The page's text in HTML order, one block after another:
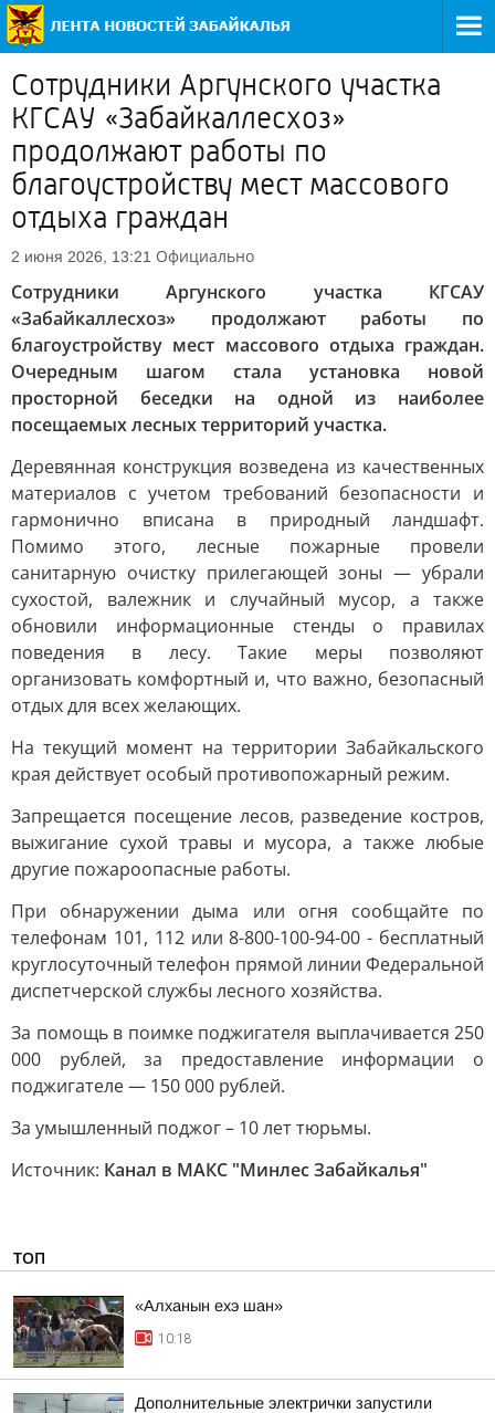
Сотрудники Аргунского участка
КГСАУ «Забайкаллесхоз»
продолжают работы по
благоустройству мест массового
отдыха граждан
2 июня 2026, 13:21 Официально
Сотрудники Аргунского участка КГСАУ
«Забайкаллесхоз» продолжают работы по
благоустройству мест массового отдыха граждан.
Очередным шагом стала установка новой
просторной беседки на одной из наиболее
посещаемых лесных территорий участка.
Деревянная конструкция возведена из качественных
материалов с учетом требований безопасности и
гармонично вписана в природный ландшафт.
Помимо этого, лесные пожарные провели
санитарную очистку прилегающей зоны — убрали
сухостой, валежник и случайный мусор, а также
обновили информационные стенды о правилах
поведения в лесу. Такие меры позволяют
организовать комфортный и, что важно, безопасный
отдых для всех желающих.
На текущий момент на территории Забайкальского
края действует особый противопожарный режим.
Запрещается посещение лесов, разведение костров,
выжигание сухой травы и мусора, а также любые
другие пожароопасные работы.
При обнаружении дыма или огня сообщайте по
телефонам 101, 112 или 8-800-100-94-00 - бесплатный
круглосуточный телефон прямой линии Федеральной
диспетчерской службы лесного хозяйства.
За помощь в поимке поджигателя выплачивается 250
000 рублей, за предоставление информации о
поджигателе — 150 000 рублей.
За умышленный поджог – 10 лет тюрьмы.
Источник: Канал в МАКС "Минлес Забайкалья"
ТОП
«Алханын ехэ шан»
10:18
Дополнительные электрички запустили